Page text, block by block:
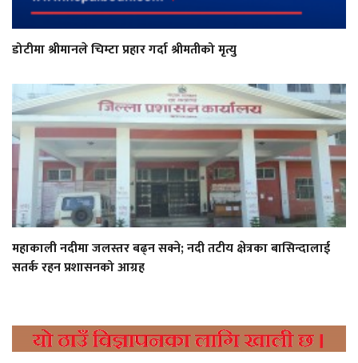
डोटीमा श्रीमानले चिम्टा प्रहार गर्दा श्रीमतीको मृत्यु
महाकाली नदीमा जलस्तर बढ्न सक्ने; नदी तटीय क्षेत्रका बासिन्दालाई
सतर्क रहन प्रशासनको आग्रह